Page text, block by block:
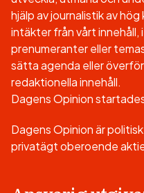
hjälp av journalistik av
intäkter från vårt innehåll,
prenumeranter eller
sätta agenda eller
redaktionella innehåll.
Dagens Opinion
Dagens Opinion är
privatägt oberoende